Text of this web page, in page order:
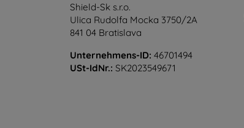
Shield-Sk s.r.o.
Ulica Rudolfa Mocka 3750/2A
841 04 Bratislava
Unternehmens-ID: 46701494
USt-IdNr.: SK2023549671